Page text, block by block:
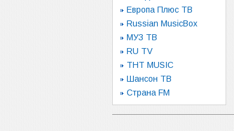
Европа Плюс ТВ
Russian MusicBox
МУЗ ТВ
RU TV
ТНТ MUSIC
Шансон ТВ
Страна FM